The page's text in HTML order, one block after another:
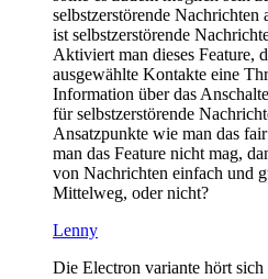
selbstzerstörende Nachrichten
ist selbstzerstörende
Aktiviert man dieses Feature,
ausgewählte Kontakte eine
Information über das
für selbstzerstörende
Ansatzpunkte wie man das
man das Feature nicht mag,
von Nachrichten einfach und
Mittelweg, oder nicht?
Lenny
Die Electron variante hört